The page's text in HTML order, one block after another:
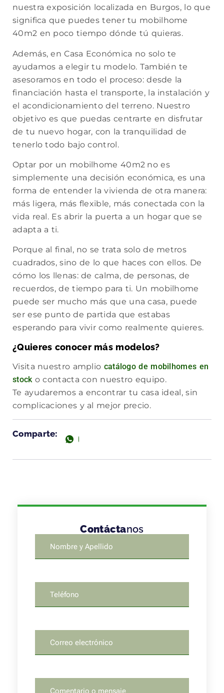
nuestra exposición localizada en Burgos, lo que
significa que puedes tener tu mobilhome
40m2 en poco tiempo dónde tú quieras.
Además, en Casa Económica no solo te
ayudamos a elegir tu modelo. También te
asesoramos en todo el proceso: desde la
financiación hasta el transporte, la instalación y
el acondicionamiento del terreno. Nuestro
objetivo es que puedas centrarte en disfrutar
de tu nuevo hogar, con la tranquilidad de
tenerlo todo bajo control.
Optar por un mobilhome 40m2 no es
simplemente una decisión económica, es una
forma de entender la vivienda de otra manera:
más ligera, más flexible, más conectada con la
vida real. Es abrir la puerta a un hogar que se
adapta a ti.
Porque al final, no se trata solo de metros
cuadrados, sino de lo que haces con ellos. De
cómo los llenas: de calma, de personas, de
recuerdos, de tiempo para ti. Un mobilhome
puede ser mucho más que una casa, puede
ser ese punto de partida que estabas
esperando para vivir como realmente quieres.
¿Quieres conocer más modelos?
Visita nuestro amplio catálogo de mobilhomes en
stocko contacta con nuestro equipo.
Te ayudaremos a encontrar tu casa ideal, sin
complicaciones y al mejor precio.
Comparte:
Contáctanos